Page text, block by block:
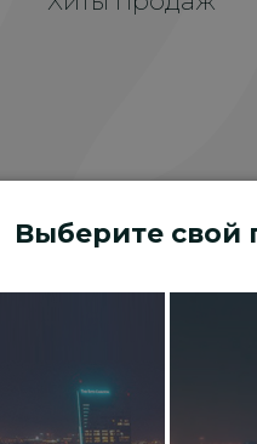
Выберите свой